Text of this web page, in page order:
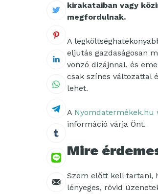
kirakataiban vagy
megfordulnak.
A
eljutás gazdaságosan
vonzó dizájnnal, és
csak színes változattal
lehet.
A
információ várja Önt.
Mire
Szem előtt kell tartani,
lényeges, rövid